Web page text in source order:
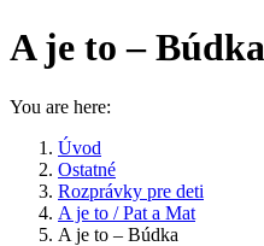
A je to – Búdka
You are here:
Úvod
Ostatné
Rozprávky pre deti
A je to / Pat a Mat
A je to – Búdka